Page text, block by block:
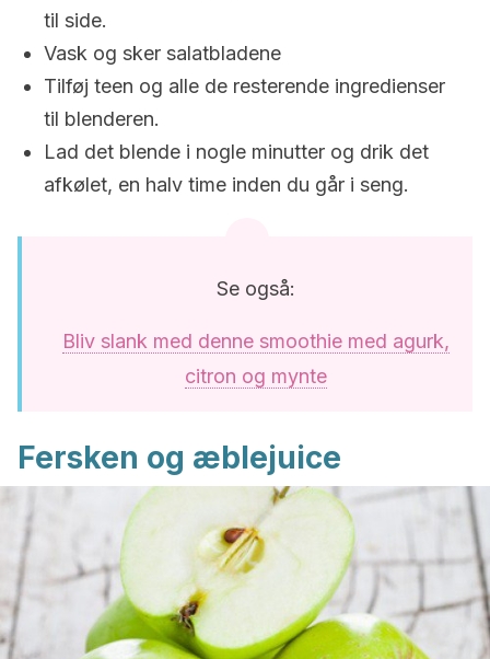
til side.
Vask og sker salatbladene
Tilføj teen og alle de resterende ingredienser
til blenderen.
Lad det blende i nogle minutter og drik det
afkølet, en halv time inden du går i seng.
Se også:
Bliv slank med denne smoothie med agurk,
citron og mynte
Fersken og æblejuice